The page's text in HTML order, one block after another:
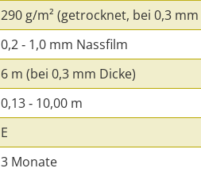
290 g/m² (getrocknet, bei 0,3 mm
0,2 ‑ 1,0 mm Nassfilm
6 m (bei 0,3 mm Dicke)
0,13 ‑ 10,00 m
E
3 Monate